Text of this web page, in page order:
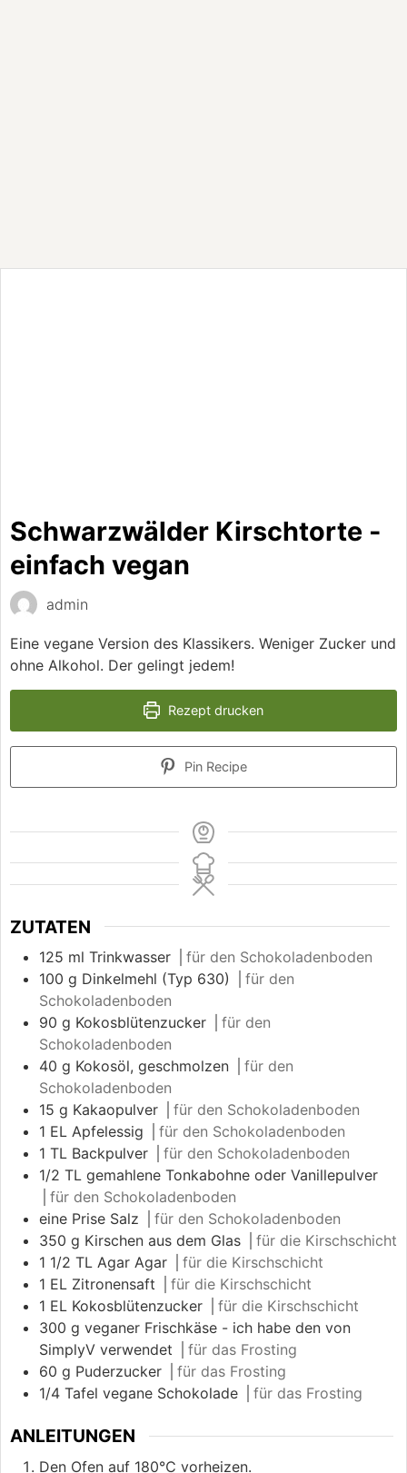
Schwarzwälder Kirschtorte -
einfach vegan
admin
Eine vegane Version des Klassikers. Weniger Zucker und
ohne Alkohol. Der gelingt jedem!
Rezept drucken
Pin Recipe
ZUTATEN
125 ml Trinkwasser
⎪für den Schokoladenboden
100 g Dinkelmehl (Typ 630)
⎪für den
Schokoladenboden
90 g Kokosblütenzucker
⎪für den
Schokoladenboden
40 g Kokosöl, geschmolzen
⎪für den
Schokoladenboden
15 g Kakaopulver
⎪für den Schokoladenboden
1 EL Apfelessig
⎪für den Schokoladenboden
1 TL Backpulver
⎪für den Schokoladenboden
1/2 TL gemahlene Tonkabohne oder Vanillepulver
⎪für den Schokoladenboden
eine Prise Salz
⎪für den Schokoladenboden
350 g Kirschen aus dem Glas
⎪für die Kirschschicht
1 1/2 TL Agar Agar
⎪für die Kirschschicht
1 EL Zitronensaft
⎪für die Kirschschicht
1 EL Kokosblütenzucker
⎪für die Kirschschicht
300 g veganer Frischkäse - ich habe den von
SimplyV verwendet
⎪für das Frosting
60 g Puderzucker
⎪für das Frosting
1/4 Tafel vegane Schokolade ⎪für das Frosting
ANLEITUNGEN
Den Ofen auf 180℃ vorheizen.